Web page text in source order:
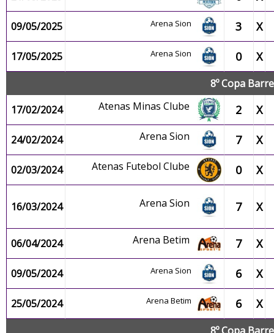
09/05/2025 Arena Sion 3 X
17/05/2025 Arena Sion 0 X
8º Copa
17/02/2024
Atenas Minas Clube 2 X
24/02/2024 Arena Sion 7 X
02/03/2024 Atenas Futebol Clube 0 X
16/03/2024 Arena Sion 7 X
06/04/2024 Arena Betim 7 X
09/05/2024 Arena Sion 6 X
25/05/2024 Arena Betim 6 X